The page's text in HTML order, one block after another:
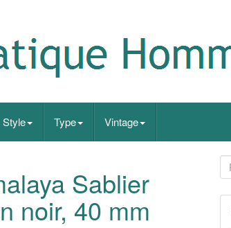
Style Type Vintage
Sablier
noir, 40 mm